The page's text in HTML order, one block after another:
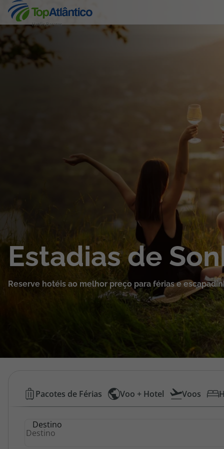
Hotéis Baratos
Destinos
Pacotes de Férias
Cruzeiros
Promoções
Área de Cliente
Estadias de
Reserve hotéis ao melhor preço para férias e
Hotéis
Baratos
Pacotes de Férias Voo + Hotel Voos
Destino